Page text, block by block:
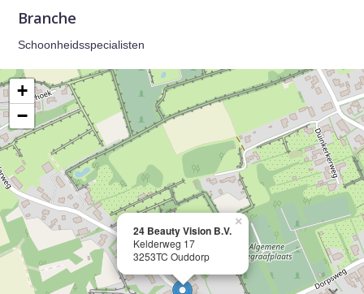
Branche
Schoonheidsspecialisten
24 Beauty Vision B.V.
Kelderweg 17
3253TC Ouddorp
×
+
−